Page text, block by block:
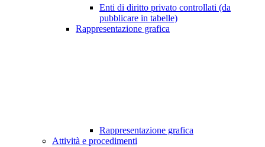
Enti di diritto privato controllati (da
pubblicare in tabelle)
Rappresentazione grafica
Rappresentazione grafica
Attività e procedimenti